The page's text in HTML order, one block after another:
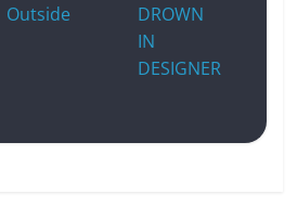
Outside
DROWN
IN
DESIGNER